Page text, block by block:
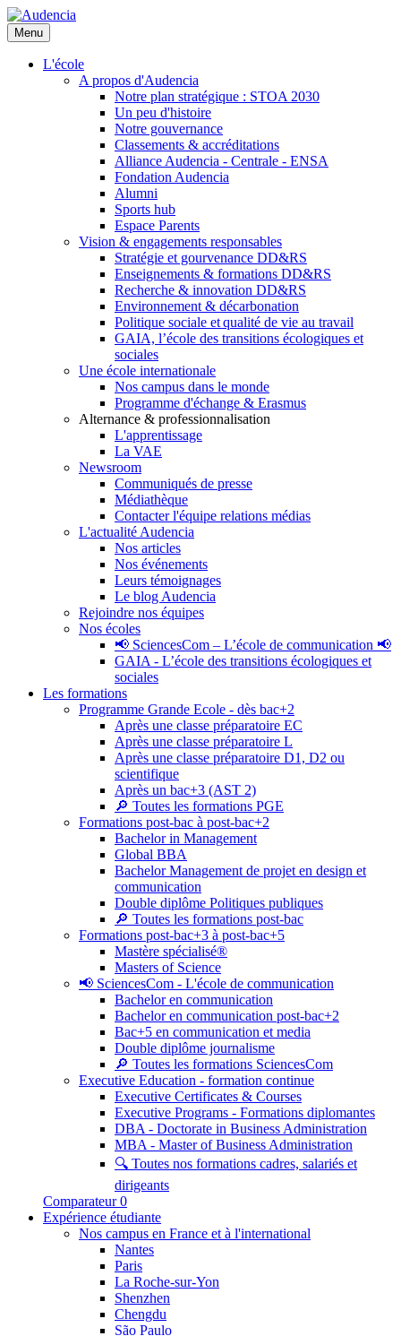
Aller
au
contenu
principal
Menu
L'école
A propos d'Audencia
Notre plan stratégique : STOA 2030
Un peu d'histoire
Notre gouvernance
Classements & accréditations
Alliance Audencia - Centrale - ENSA
Fondation Audencia
Alumni
Sports hub
Espace Parents
Vision & engagements responsables
Stratégie et gourvenance DD&RS
Enseignements & formations DD&RS
Recherche & innovation DD&RS
Environnement & décarbonation
Politique sociale et qualité de vie au travail
GAIA, l’école des transitions écologiques et
sociales
Une école internationale
Nos campus dans le monde
Programme d'échange & Erasmus
Alternance & professionnalisation
L'apprentissage
La VAE
Newsroom
Communiqués de presse
Médiathèque
Contacter l'équipe relations médias
L'actualité Audencia
Nos articles
Nos événements
Leurs témoignages
Le blog Audencia
Rejoindre nos équipes
Nos écoles
📢 SciencesCom – L’école de communication 📢
GAIA - L’école des transitions écologiques et
sociales
Les formations
Programme Grande Ecole - dès bac+2
Après une classe préparatoire EC
Après une classe préparatoire L
Après une classe préparatoire D1, D2 ou
scientifique
Après un bac+3 (AST 2)
🔎 Toutes les formations PGE
Formations post-bac à post-bac+2
Bachelor in Management
Global BBA
Bachelor Management de projet en design et
communication
Double diplôme Politiques publiques
🔎 Toutes les formations post-bac
Formations post-bac+3 à post-bac+5
Mastère spécialisé®
Masters of Science
📢 SciencesCom - L'école de communication
Bachelor en communication
Bachelor en communication post-bac+2
Bac+5 en communication et media
Double diplôme journalisme
🔎 Toutes les formations SciencesCom
Executive Education - formation continue
Executive Certificates & Courses
Executive Programs - Formations diplomantes
DBA - Doctorate in Business Administration
MBA - Master of Business Administration
🔍 Toutes nos formations cadres, salariés et
dirigeants
Comparateur 0
Expérience étudiante
Nos campus en France et à l'international
Nantes
Paris
La Roche-sur-Yon
Shenzhen
Chengdu
São Paulo